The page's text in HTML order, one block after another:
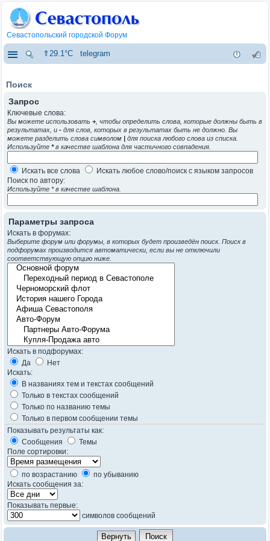
Севастопольский городской Форум
⇑29.1°C telegram
Поиск
Запрос
Ключевые слова:
Вы можете использовать +, чтобы определить слова, которые должны быть в
результатах, и - для слов, которых в результатах быть не должно. Вы
можете разделить слова символом | для поиска любого слова из списка.
Используйте *в качестве шаблона для частичного совпадения.
Искать все слова
Искать любое слово/поиск с языком запросов
Поиск по автору:
Используйте * в качестве шаблона.
Параметры запроса
Искать в форумах:
Выберите форум или форумы, в которых будет произведён поиск. Поиск в
подфорумах производится автоматически, если вы не отключили
соответствующую опцию ниже.
Искать в подфорумах:
Да
Нет
Искать:
В названиях тем и текстах сообщений
Только в текстах сообщений
Только по названию темы
Только в первом сообщении темы
Показывать результаты как:
Сообщения
Темы
Поле сортировки:
по возрастанию
по убыванию
Искать сообщения за:
Показывать первые:
символов сообщений